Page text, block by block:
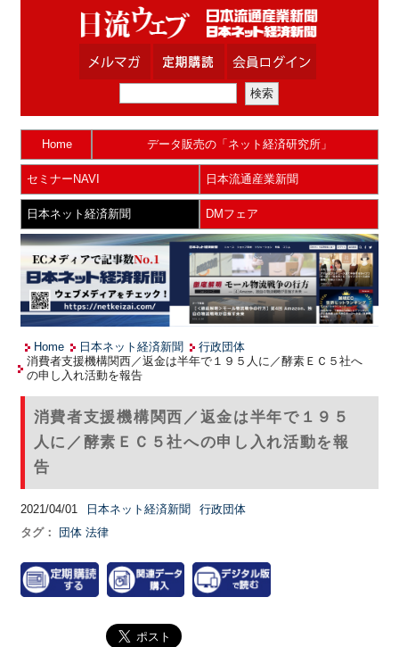
Home データ販売の「ネット経済研究所」
セミナーNAVI 日本流通産業新聞
日本ネット経済新聞 DMフェア
Home 日本ネット経済新聞
行政団体
消費者支援機構関西／返金は半年で１９５人に／酵素ＥＣ５社へ
の申し入れ活動を報告
消費者支援機構関西／返金は半年で１９５
人に／酵素ＥＣ５社への申し入れ活動を報
告
2021/04/01 日本ネット経済新聞
行政団体
タグ：
団体 法律